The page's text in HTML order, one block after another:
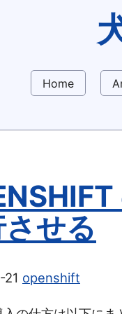
Home
せる
openshift